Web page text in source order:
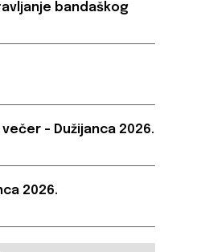
bandaškog
– Dužijanca 2026.
2026.